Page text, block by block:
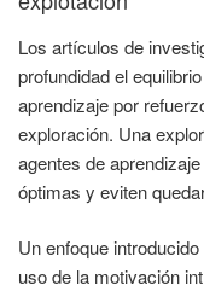
Los artículos de
profundidad el
aprendizaje por
exploración. Una
agentes de
óptimas y eviten
Un enfoque
uso de la motivación